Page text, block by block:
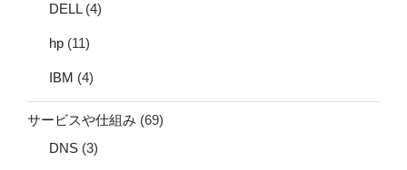
DELL(4)
hp (11)
IBM (4)
サービスや仕組み (69)
DNS (3)